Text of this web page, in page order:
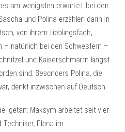
am wenigsten erwartet: bei den
und Polina erzählen darin in
von ihrem Lieblingsfach,
– natürlich bei den Schwestern –
und Kaiserschmarrn längst
sind. Besonders Polina, die
denkt inzwischen auf Deutsch.
getan: Maksym arbeitet seit vier
Elena im